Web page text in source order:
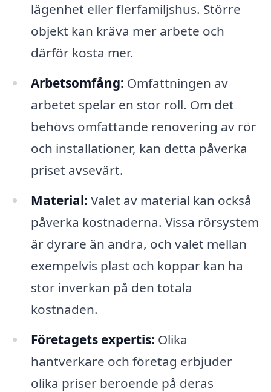
lägenhet eller flerfamiljshus. Större
objekt kan kräva mer arbete och
därför kosta mer.
Arbetsomfång: Omfattningen av
arbetet spelar en stor roll. Om det
behövs omfattande renovering av rör
och installationer, kan detta påverka
priset avsevärt.
Material: Valet av material kan också
påverka kostnaderna. Vissa rörsystem
är dyrare än andra, och valet mellan
exempelvis plast och koppar kan ha
stor inverkan på den totala
kostnaden.
Företagets expertis: Olika
hantverkare och företag erbjuder
olika priser beroende på deras